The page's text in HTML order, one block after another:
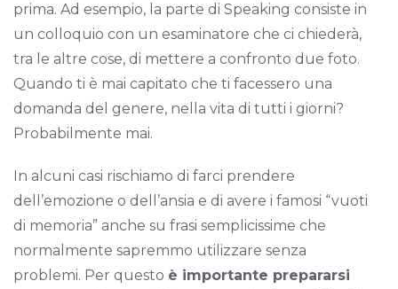
prima. Ad esempio, la parte di Speaking consiste in
un colloquio con un esaminatore che ci chiederà,
tra le altre cose, di mettere a confronto due foto.
Quando ti è mai capitato che ti facessero una
domanda del genere, nella vita di tutti i giorni?
Probabilmente mai.
In alcuni casi rischiamo di farci prendere
dell’emozione o dell’ansia e di avere i famosi “vuoti
di memoria” anche su frasi semplicissime che
normalmente sapremmo utilizzare senza
problemi. Per questo è importante prepararsi